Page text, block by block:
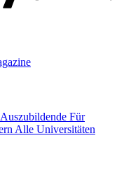
Für
Alle Universitäten